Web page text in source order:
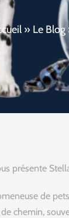
» Le Blog
présente
de
chemin,